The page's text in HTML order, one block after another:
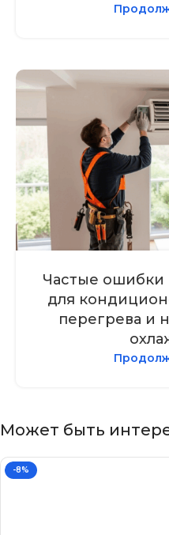
Частые ошибки
для
перегрева и
Может быть
-8%